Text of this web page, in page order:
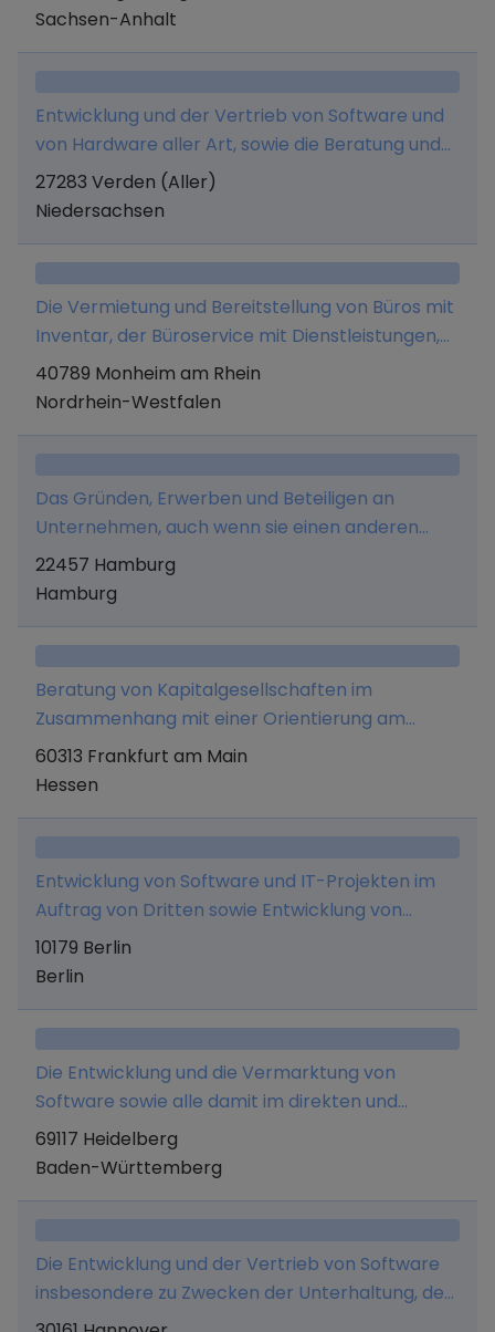
Sachsen-Anhalt
Entwicklung und der Vertrieb von Software und
von Hardware aller Art, sowie die Beratung und
Schulung.
27283 Verden (Aller)
Niedersachsen
Die Vermietung und Bereitstellung von Büros mit
Inventar, der Büroservice mit Dienstleistungen,
die im Zusammenhang mit einem Bürobetrieb
anfallen, der Buchungs- und Kontierungsservice
Unternehmensbereich, sonstige Administration
40789 Monheim am Rhein
Nordrhein-Westfalen
Das Gründen, Erwerben und Beteiligen an
Unternehmen, auch wenn sie einen anderen
Unternehmensgegenstand haben, ebenso wie
die Übernahme der Geschäftsführung und
Abschließen von Unternehmensverträgen.
Ferner ist die Gesellschaft berechtigt,
Dienstleistungen für verbundene Unternehmen
zu erbringen - insbesondere in den Bereichen
Management, Personal, Marketing, Controlling,
IT, Verwaltung und strategische Entwicklung.
22457 Hamburg
Hamburg
Beratung von Kapitalgesellschaften im
Zusammenhang mit einer Orientierung am
Aktienmarkt, insbesondere Erbringung von
Presse, Marketing-und Agenturleistungen.
zu erwerben
60313 Frankfurt am Main
Hessen
Entwicklung von Software und IT-Projekten im
Auftrag von Dritten sowie Entwicklung von
eigenen Produkten sowie deren Vermarktung
und alle damit verbundenen Leistungen
10179 Berlin
Berlin
Die Entwicklung und die Vermarktung von
Software sowie alle damit im direkten und
indirekten Zusammenhang stehenden
Tätigkeiten, insbesondere die Erbringung von
69117 Heidelberg
Baden-Württemberg
Die Entwicklung und der Vertrieb von Software
insbesondere zu Zwecken der Unterhaltung, der
PR und Werbung, sowie die Entwicklung und der